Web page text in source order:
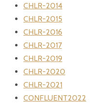
CHLR-2014
CHLR-2015
CHLR-2016
CHLR-2017
CHLR-2019
CHLR-2020
CHLR-2021
CONFLUENT2022